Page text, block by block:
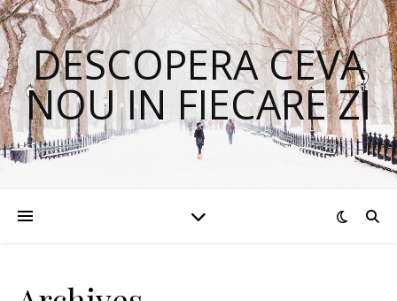
DESCOPERA CEVA
NOU IN FIECARE ZI